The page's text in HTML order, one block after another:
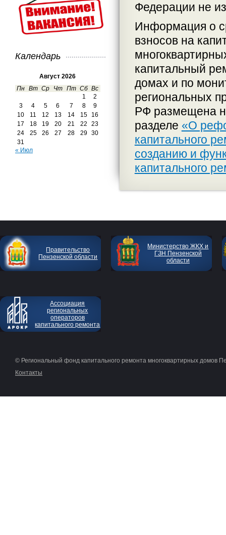
Календарь
Август 2026
Пн Вт Ср Чт Пт Сб Вс
1
2
3
4 5 6 7 8
9
10
11 12 13 14 15
16
17
18 19 20 21 22
23
24
25 26 27 28 29
30
31
« Июл
Федерации не
Информация о
взносов на
капитальный
домах и по
региональных
РФ размещена
разделе «О
капитального
созданию и
капитального
Правительство
Пензенской области
Министерство ЖКХ и
ГЗН Пензенской
области
Ассоциация
региональных
операторов
капитального ремонта
© Региональный фонд капитального ремонта многоквартирных домов
Контакты